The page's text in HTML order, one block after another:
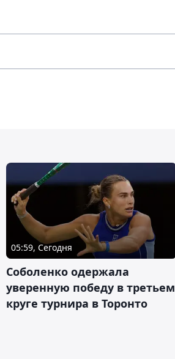
05:59, Сегодня
Соболенко одержала
уверенную победу в третьем
круге турнира в Торонто